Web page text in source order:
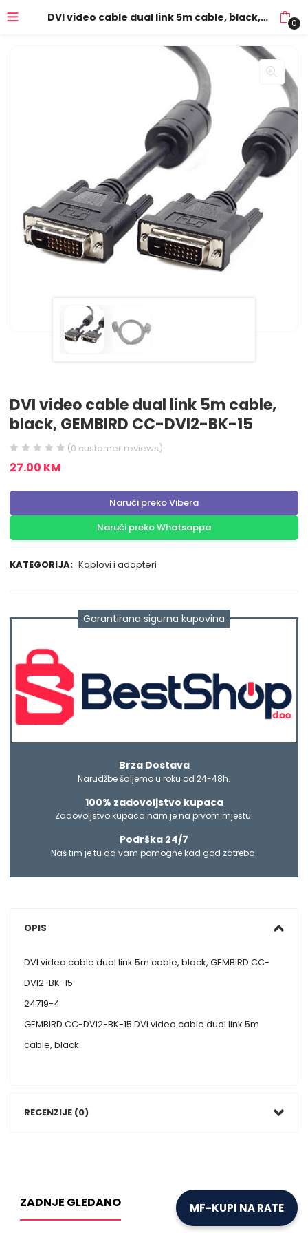
DVI video cable dual link 5m cable, black, GEMBIRD CC-DVI2-BK-15 0
DVI video cable dual link 5m cable,
black, GEMBIRD CC-DVI2-BK-15
(0 customer reviews)
27.00 KM
Naruči preko Vibera
Naruči preko Whatsappa
KATEGORIJA: Kablovi i adapteri
Garantirana sigurna kupovina
Brza Dostava
Narudžbe šaljemo u roku od 24-48h.
100% zadovoljstvo kupaca
Zadovoljstvo kupaca nam je na prvom mjestu.
Podrška 24/7
Naš tim je tu da vam pomogne kad god zatreba.
OPIS
DVI video cable dual link 5m cable, black, GEMBIRD CC-
DVI2-BK-15
24719-4
GEMBIRD CC-DVI2-BK-15 DVI video cable dual link 5m
cable, black
RECENZIJE (0)
ZADNJE GLEDANO MF-KUPI NA RATE